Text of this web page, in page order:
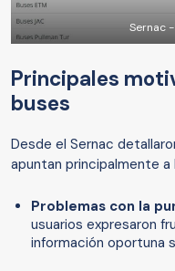
Sernac
Principales
buses
Desde el Sernac
apuntan principalmente
Problemas con la
usuarios expresaron
información oportuna